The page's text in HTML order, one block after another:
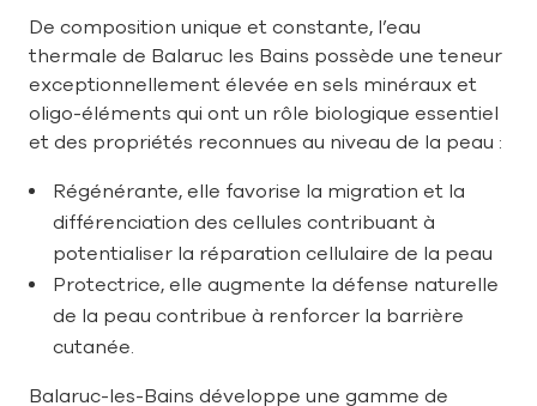
De composition unique et constante, l’eau
thermale de Balaruc les Bains possède une teneur
exceptionnellement élevée en sels minéraux et
oligo-éléments qui ont un rôle biologique essentiel
et des propriétés reconnues au niveau de la peau :
Régénérante, elle favorise la migration et la
différenciation des cellules contribuant à
potentialiser la réparation cellulaire de la peau
Protectrice, elle augmente la défense naturelle
de la peau contribue à renforcer la barrière
cutanée.
Balaruc-les-Bains développe une gamme de